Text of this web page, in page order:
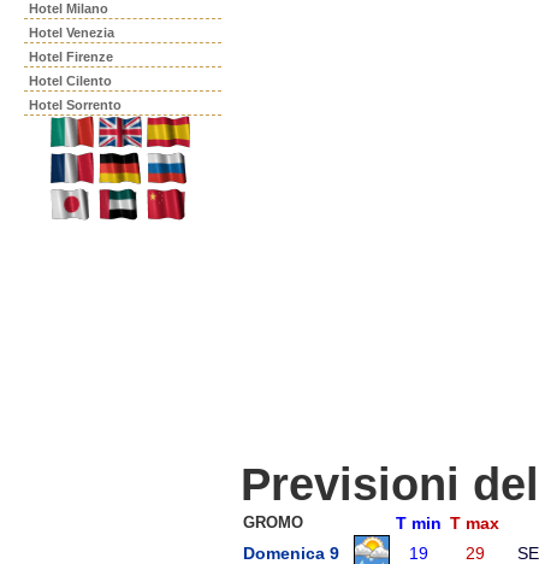
Hotel Milano
Hotel Venezia
Hotel Firenze
Hotel Cilento
Hotel Sorrento
Previsioni
GROMO T min T max
Domenica 9
19 29
SE